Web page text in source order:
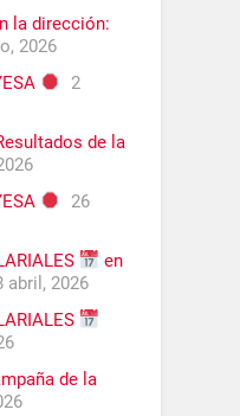
la dirección:
2026
2
de la
26
en
abril, 2026
de la